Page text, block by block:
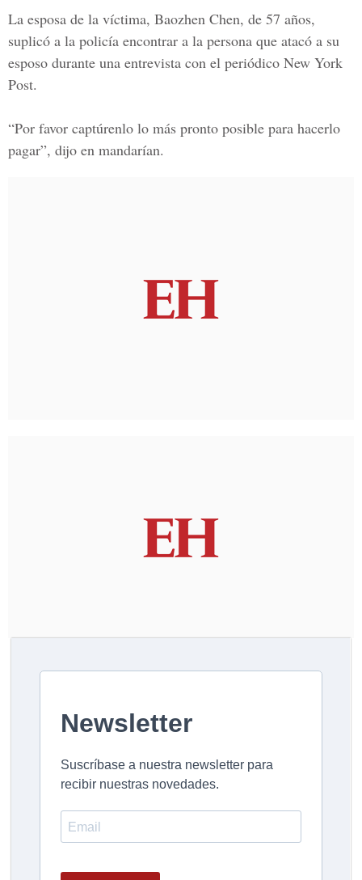
La esposa de la víctima, Baozhen Chen, de 57 años,
suplicó a la policía encontrar a la persona que atacó a su
esposo durante una entrevista con el periódico New York
Post.
“Por favor captúrenlo lo más pronto posible para hacerlo
pagar”, dijo en mandarían.